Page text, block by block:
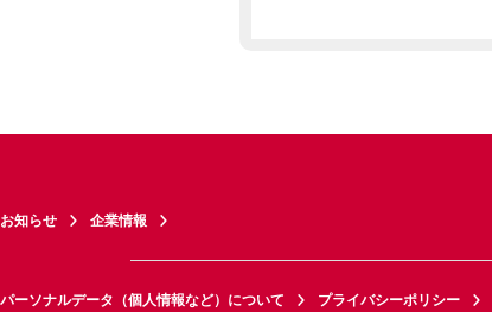
お知らせ 企業情報
パーソナルデータ（個人情報など）について プライバシーポリシー